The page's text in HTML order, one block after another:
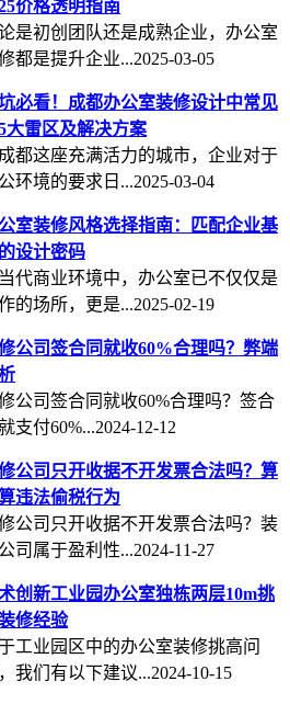
价格透明指南
是初创团队还是成熟企业，办公室
都是提升企业...2025-03-05
必看！成都办公室装修设计中常见
大雷区及解决方案
都这座充满活力的城市，企业对于
环境的要求日...2025-03-04
室装修风格选择指南：匹配企业基
设计密码
代商业环境中，办公室已不仅仅是
的场所，更是...2025-02-19
公司签合同就收60%合理吗？弊端
公司签合同就收60%合理吗？签合
支付60%...2024-12-12
公司只开收据不开发票合法吗？算
违法偷税行为
公司只开收据不开发票合法吗？装
司属于盈利性...2024-11-27
创新工业园办公室独栋两层10m挑
修经验
工业园区中的办公室装修挑高问
我们有以下建议...2024-10-15